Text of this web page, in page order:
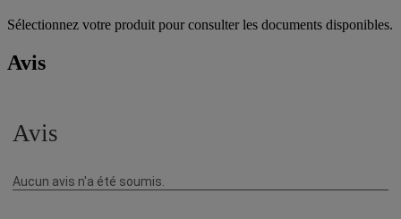
Sélectionnez votre produit pour consulter les documents disponibles.
Avis